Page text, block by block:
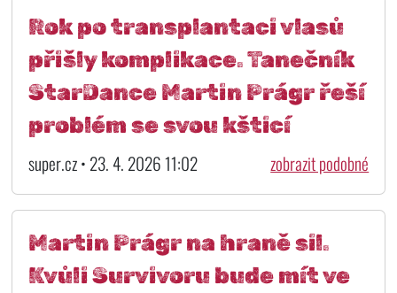
Rok po transplantaci vlasů
přišly komplikace. Tanečník
StarDance Martin Prágr řeší
problém se svou kšticí
super.cz • 23. 4. 2026 11:02 zobrazit podobné
Martin Prágr na hraně sil.
Kvůli Survivoru bude mít ve